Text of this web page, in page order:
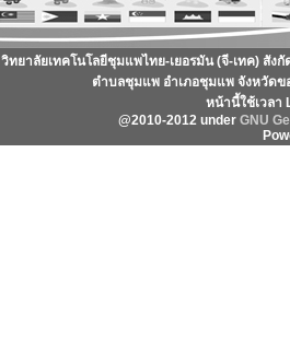
วิทยาลัยเทคโนโลยีชุมแพไทย-เยอรมัน (จี-เทค) สัง
ตำบลชุมแพ อำเภอชุมแพ จังหวัดข
หน้านี้ใช้เวลา
@2010-2012 under GNU